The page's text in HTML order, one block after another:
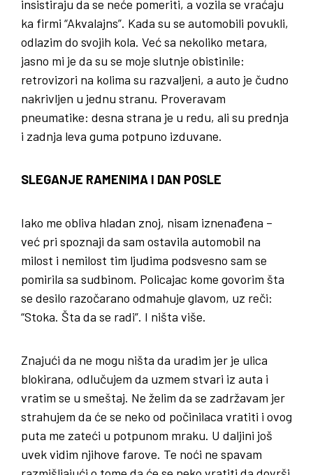
insistiraju da se neće pomeriti, a vozila se vraćaju
ka firmi “Akvalajns”. Kada su se automobili povukli,
odlazim do svojih kola. Već sa nekoliko metara,
jasno mi je da su se moje slutnje obistinile:
retrovizori na kolima su razvaljeni, a auto je čudno
nakrivljen u jednu stranu. Proveravam
pneumatike: desna strana je u redu, ali su prednja
i zadnja leva guma potpuno izduvane.
SLEGANJE RAMENIMA I DAN POSLE
Iako me obliva hladan znoj, nisam iznenađena –
već pri spoznaji da sam ostavila automobil na
milost i nemilost tim ljudima podsvesno sam se
pomirila sa sudbinom. Policajac kome govorim šta
se desilo razočarano odmahuje glavom, uz reči:
“Stoka. Šta da se radi”. I ništa više.
Znajući da ne mogu ništa da uradim jer je ulica
blokirana, odlučujem da uzmem stvari iz auta i
vratim se u smeštaj. Ne želim da se zadržavam jer
strahujem da će se neko od počinilaca vratiti i ovog
puta me zateći u potpunom mraku. U daljini još
uvek vidim njihove farove. Te noći ne spavam